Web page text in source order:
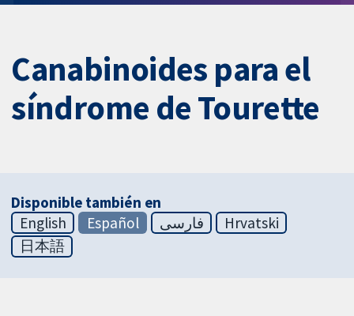
Canabinoides para el
síndrome de Tourette
Disponible también en
English
Español فارسی
Hrvatski
日本語